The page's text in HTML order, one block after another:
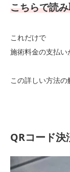
こちらで読
これだけで
施術料金の支払い
この詳しい方法の
QRコード決